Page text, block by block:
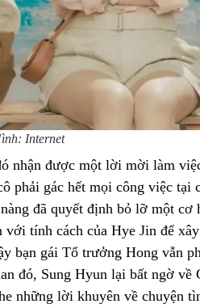
Internet
nhận được một lời mời làm
phải gác hết mọi công việc tại
đã quyết định bỏ lỡ một cơ
tính cách của Hye Jin để
bạn gái Tổ trưởng Hong vẫn
đó, Sung Hyun lại bất ngờ về
những lời khuyên về chuyện